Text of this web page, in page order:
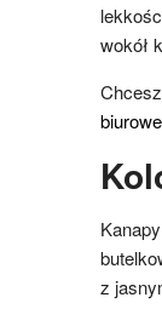
wokół
biurowe
z